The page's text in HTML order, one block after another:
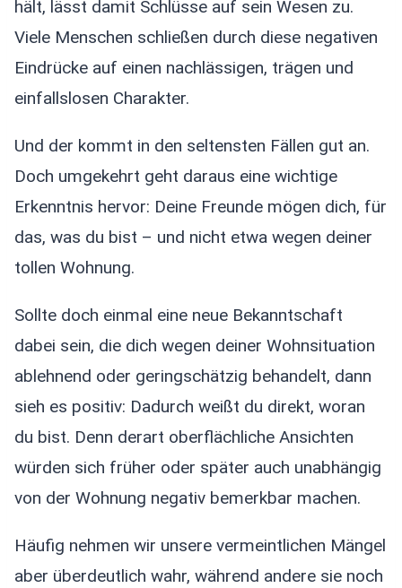
hält, lässt damit Schlüsse auf sein Wesen zu.
Viele Menschen schließen durch diese negativen
Eindrücke auf einen nachlässigen, trägen und
einfallslosen Charakter.
Und der kommt in den seltensten Fällen gut an.
Doch umgekehrt geht daraus eine wichtige
Erkenntnis hervor: Deine Freunde mögen dich, für
das, was du bist – und nicht etwa wegen deiner
tollen Wohnung.
Sollte doch einmal eine neue Bekanntschaft
dabei sein, die dich wegen deiner Wohnsituation
ablehnend oder geringschätzig behandelt, dann
sieh es positiv: Dadurch weißt du direkt, woran
du bist. Denn derart oberflächliche Ansichten
würden sich früher oder später auch unabhängig
von der Wohnung negativ bemerkbar machen.
Häufig nehmen wir unsere vermeintlichen Mängel
aber überdeutlich wahr, während andere sie noch